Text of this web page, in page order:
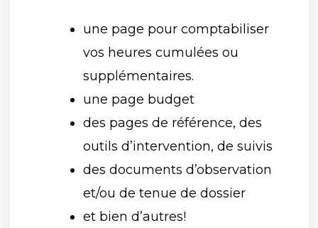
une page pour comptabiliser
vos heures cumulées ou
supplémentaires.
une page budget
des pages de référence, des
outils d’intervention, de suivis
des documents d’observation
et/ou de tenue de dossier
et bien d’autres!